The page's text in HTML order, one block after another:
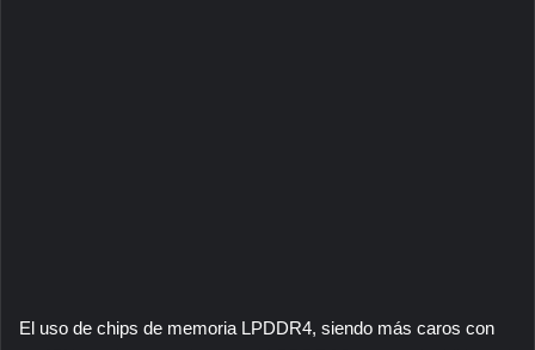
El uso de chips de memoria LPDDR4, siendo más caros con